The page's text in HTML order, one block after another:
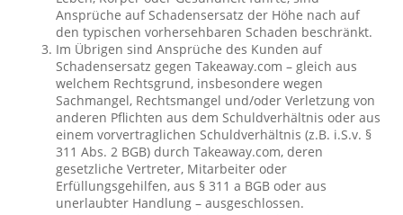
Ansprüche auf Schadensersatz der Höhe nach auf
den typischen vorhersehbaren Schaden beschränkt.
Im Übrigen sind Ansprüche des Kunden auf
Schadensersatz gegen Takeaway.com – gleich aus
welchem Rechtsgrund, insbesondere wegen
Sachmangel, Rechtsmangel und/oder Verletzung von
anderen Pflichten aus dem Schuldverhältnis oder aus
einem vorvertraglichen Schuldverhältnis (z.B. i.S.v. §
311 Abs. 2 BGB) durch Takeaway.com, deren
gesetzliche Vertreter, Mitarbeiter oder
Erfüllungsgehilfen, aus § 311 a BGB oder aus
unerlaubter Handlung – ausgeschlossen.